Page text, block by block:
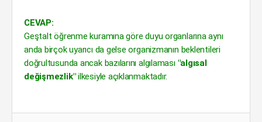
CEVAP:
Geştalt öğrenme kuramına göre duyu organlarına aynı
anda birçok uyarıcı da gelse organizmanın beklentileri
doğrultusunda ancak bazılarını algılaması "algısal
değişmezlik"ilkesiyle açıklanmaktadır.